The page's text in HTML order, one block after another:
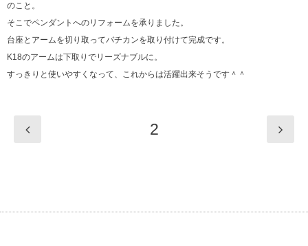
のこと。
そこでペンダントへのリフォームを承りました。
台座とアームを切り取ってバチカンを取り付けて完成です。
K18のアームは下取りでリーズナブルに。
すっきりと使いやすくなって、これからは活躍出来そうです＾＾
2